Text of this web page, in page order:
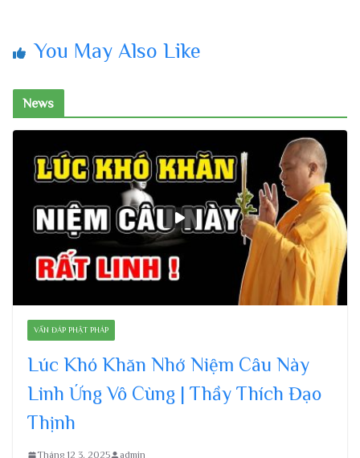
You May Also Like
News
VẤN ĐÁP PHẬT PHÁP
Lúc Khó Khăn Nhớ Niệm Câu Này
Linh Ứng Vô Cùng | Thầy Thích Đạo
Thịnh
Tháng 12 3, 2025 admin